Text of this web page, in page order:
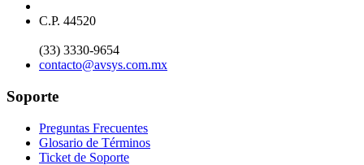
C.P. 44520
(33) 3330-9654
contacto@avsys.com.mx
Soporte
Preguntas Frecuentes
Glosario de Términos
Ticket de Soporte